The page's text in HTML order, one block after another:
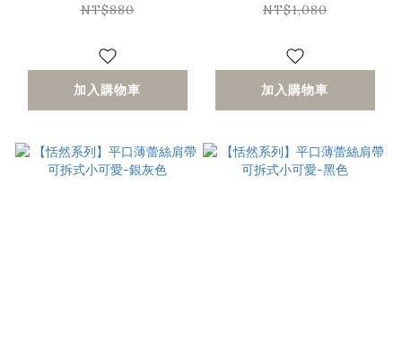
NT$880
加入購物車
NT$1,080
加入購物車